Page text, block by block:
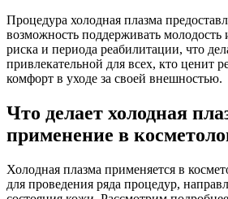
Процедура холодная плазма
возможность поддерживать молодость
риска и периода реабилитации, что
привлекательной для всех, кто ценит
комфорт в уходе за своей внешностью.
Что делает холодная
применение в
Холодная плазма применяется в
для проведения ряда процедур,